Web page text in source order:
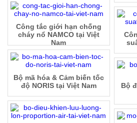
Công tắc giới hạn chống
cháy nổ NAMCO tại Việt
Nam
Bộ mã hóa & Cảm biến tốc
độ NORIS tại Việt Nam
Bộ